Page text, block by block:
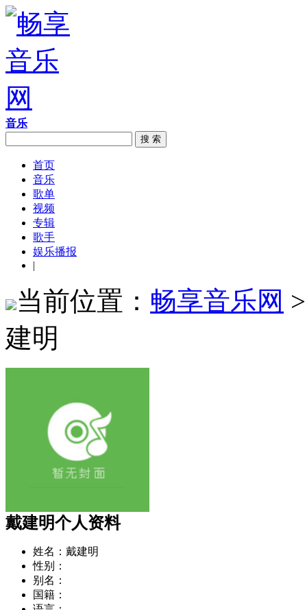
音乐
搜 索
首页
音乐
歌单
视频
专辑
歌手
娱乐播报
|
当前位置： 畅享音乐网
建明
戴建明个人资料
姓名： 戴建明
性别：
别名：
国籍：